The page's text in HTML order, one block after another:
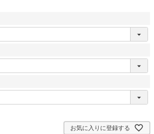
お気に入りに登録する